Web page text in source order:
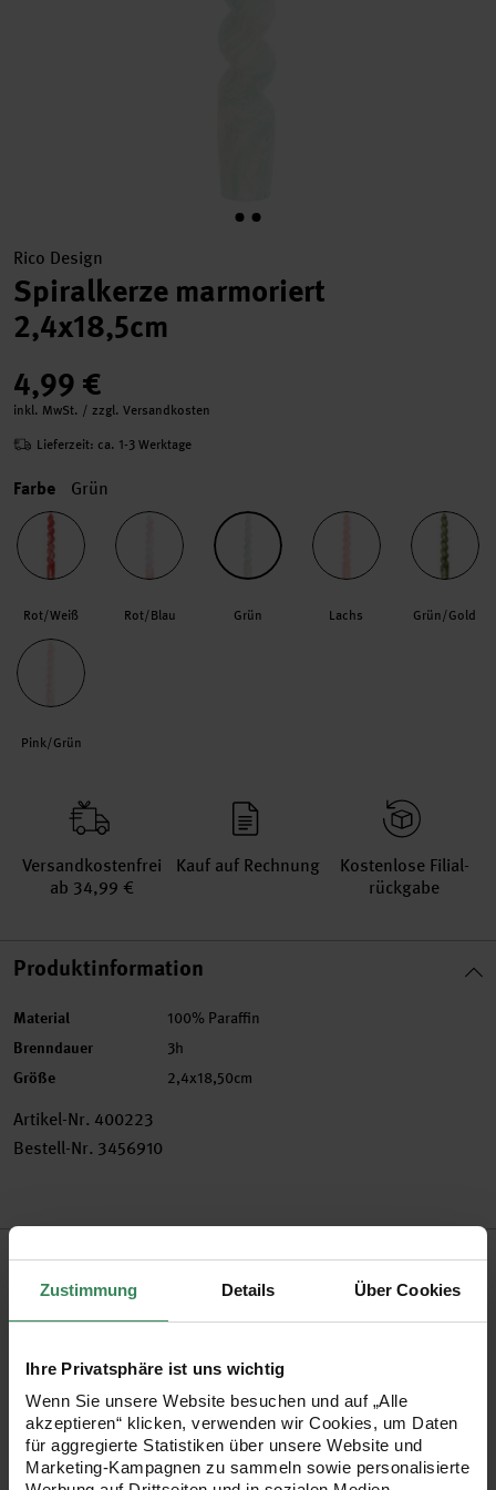
Zustimmung Details Über Cookies
Ihre Privatsphäre ist uns wichtig
Wenn Sie unsere Website besuchen und auf „Alle
akzeptieren“ klicken, verwenden wir Cookies, um Daten
für aggregierte Statistiken über unsere Website und
Marketing-Kampagnen zu sammeln sowie personalisierte
Rico Design
Spiralkerze marmoriert
2,4x18,5cm
4,99 €
inkl. MwSt. / zzgl. Versandkosten
Lieferzeit: ca. 1-3 Werktage
Farbe Grün
Rot/Weiß Rot/Blau Grün Lachs Grün/Gold
Pink/Grün
Versand­kosten­frei
ab 34,99 €
Kauf auf Rechnung
Kosten­lose Filial­
rückgabe
Produktinformation
Material 100% Paraffin
Brenndauer 3h
Größe 2,4x18,50cm
Artikel-Nr. 400223
Bestell-Nr. 3456910
Produktbeschreibung
Catcher und sehen nicht nur auf Geburtstagstischen
fantastisch aus. Das außergewöhnliche Design und die
spektakuläre Marmorierung macht die Kerzen zu einem
echten Hingucker in jedem Raum. Die Kerzen machen sich